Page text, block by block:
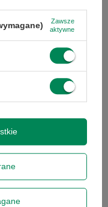
Zawsze
aktywne